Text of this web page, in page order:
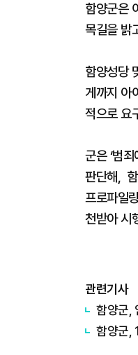
함양군은
목길을 밝
함양성당
게까지 아
적으로 요
군은 ‘범
판단해, 함
프로파일
천받아 시
관련기사
함양군,
함양군,